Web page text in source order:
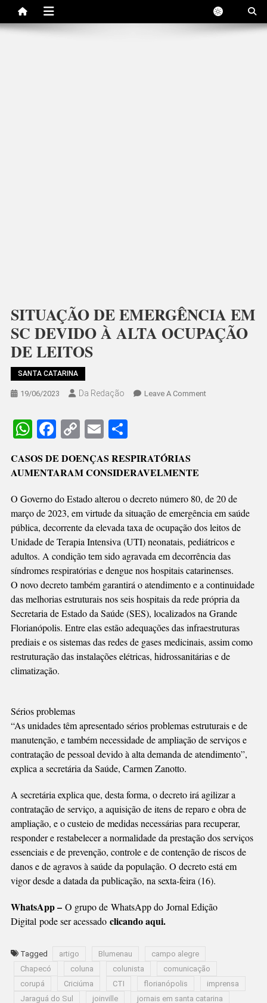
SITUAÇÃO DE EMERGÊNCIA EM
SC DEVIDO À ALTA OCUPAÇÃO
DE LEITOS
SANTA CATARINA
19/06/2023 Da Redação Leave A CommentOn
ALTA
OCUPAÇÃO
DE
LEITOS
WhatsApp
Facebook
CopyEmailShare
CASOS DE DOENÇAS RESPIRATÓRIAS
AUMENTARAM CONSIDERAVELMENTE
O Governo do Estado alterou o decreto número 80, de 20 de
março de 2023, em virtude da situação de emergência em saúde
pública, decorrente da elevada taxa de ocupação dos leitos de
Unidade de Terapia Intensiva (UTI) neonatais, pediátricos e
adultos. A condição tem sido agravada em decorrência das
síndromes respiratórias e dengue nos hospitais catarinenses.
O novo decreto também garantirá o atendimento e a continuidade
das melhorias estruturais nos seis hospitais da rede própria da
Secretaria de Estado da Saúde (SES), localizados na Grande
Florianópolis. Entre elas estão adequações das infraestruturas
prediais e os sistemas das redes de gases medicinais, assim como
restruturação das instalações elétricas, hidrossanitárias e de
climatização.
Sérios problemas
“As unidades têm apresentado sérios problemas estruturais e de
manutenção, e também necessidade de ampliação de serviços e
contratação de pessoal devido à alta demanda de atendimento”,
explica a secretária da Saúde, Carmen Zanotto.
A secretária explica que, desta forma, o decreto irá agilizar a
contratação de serviço, a aquisição de itens de reparo e obra de
ampliação, e o custeio de medidas necessárias para recuperar,
responder e restabelecer a normalidade da prestação dos serviços
essenciais e de prevenção, controle e de contenção de riscos de
danos e de agravos à saúde da população. O decreto está em
vigor desde a datada da publicação, na sexta-feira (16).
WhatsApp – O grupo de WhatsApp do Jornal Edição
Digital pode ser acessado clicando aqui.
Tagged artigo Blumenau
campo alegre
Chapecó
coluna colunista
comunicação
corupá
Criciúma CTI florianópolis
imprensa
Jaraguá do Sul
joinville jornais em santa catarina